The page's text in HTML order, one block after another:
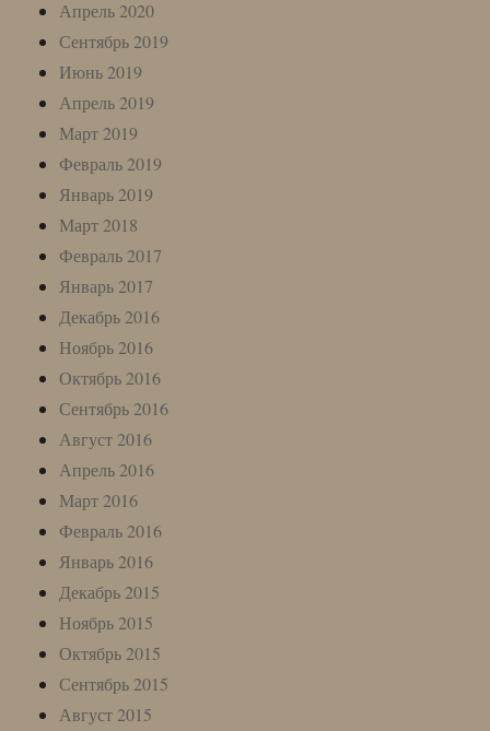
Апрель 2020
Сентябрь 2019
Июнь 2019
Апрель 2019
Март 2019
Февраль 2019
Январь 2019
Март 2018
Февраль 2017
Январь 2017
Декабрь 2016
Ноябрь 2016
Октябрь 2016
Сентябрь 2016
Август 2016
Апрель 2016
Март 2016
Февраль 2016
Январь 2016
Декабрь 2015
Ноябрь 2015
Октябрь 2015
Сентябрь 2015
Август 2015